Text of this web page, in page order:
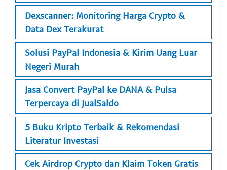
Dexscanner: Monitoring Harga Crypto &
Data Dex Terakurat
Solusi PayPal Indonesia & Kirim Uang Luar
Negeri Murah
Jasa Convert PayPal ke DANA & Pulsa
Terpercaya di JualSaldo
5 Buku Kripto Terbaik & Rekomendasi
Literatur Investasi
Cek Airdrop Crypto dan Klaim Token Gratis